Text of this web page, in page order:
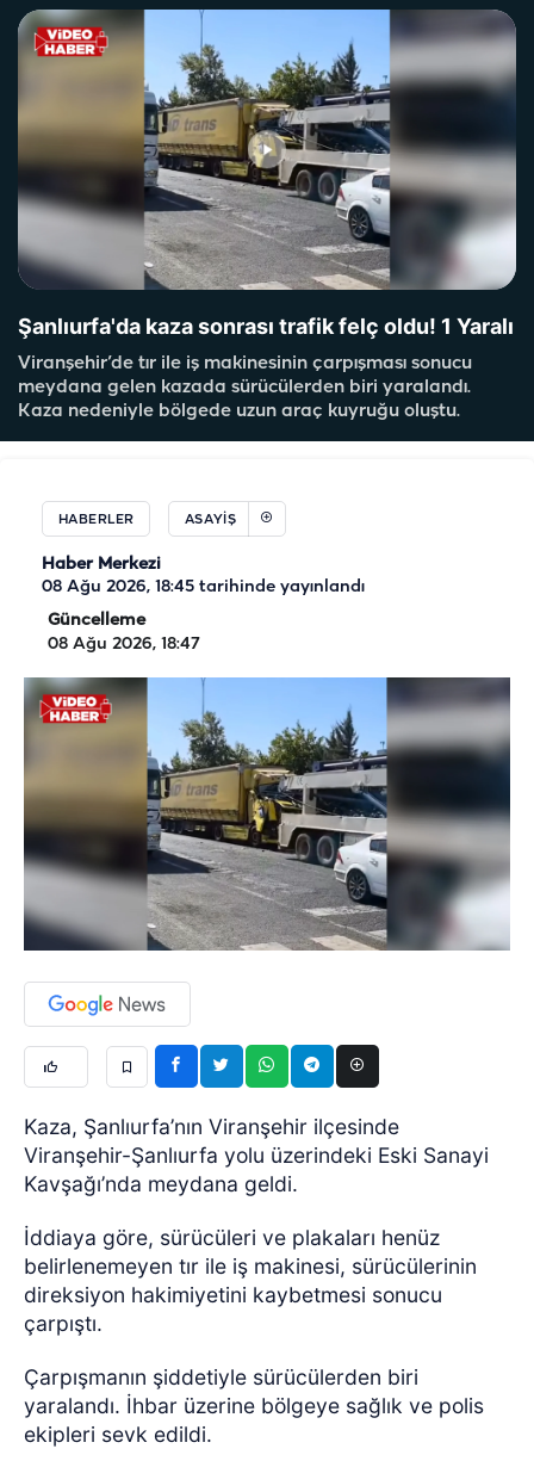
Şanlıurfa'da kaza sonrası trafik felç oldu! 1 Yaralı
Viranşehir’de tır ile iş makinesinin çarpışması sonucu
meydana gelen kazada sürücülerden biri yaralandı.
Kaza nedeniyle bölgede uzun araç kuyruğu oluştu.
HABERLER ASAYIŞ
Haber Merkezi
08 Ağu 2026, 18:45 tarihinde yayınlandı
Güncelleme
08 Ağu 2026, 18:47
Kaza, Şanlıurfa’nın Viranşehir ilçesinde
Viranşehir-Şanlıurfa yolu üzerindeki Eski Sanayi
Kavşağı’nda meydana geldi.
İddiaya göre, sürücüleri ve plakaları henüz
belirlenemeyen tır ile iş makinesi, sürücülerinin
direksiyon hakimiyetini kaybetmesi sonucu
çarpıştı.
Çarpışmanın şiddetiyle sürücülerden biri
yaralandı. İhbar üzerine bölgeye sağlık ve polis
ekipleri sevk edildi.